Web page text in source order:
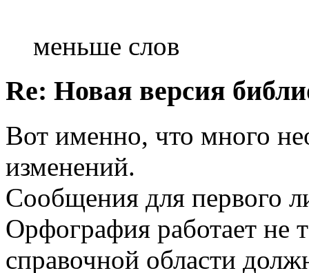
меньше слов
Re: Новая версия
Вот именно, что много
изменений.
Сообщения для первого
Орфография работает не
справочной области